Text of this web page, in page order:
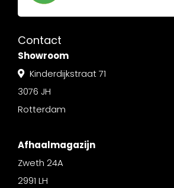
Contact
Showroom
Kinderdijkstraat 71
3076 JH
Rotterdam
Afhaalmagazijn
Zweth 24A
2991 LH